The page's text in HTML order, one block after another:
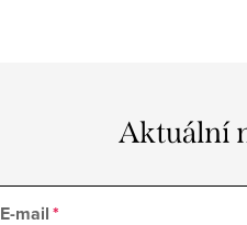
Aktuální
E-mail